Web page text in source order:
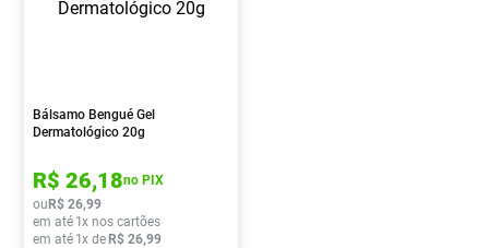
Bálsamo Bengué Gel
Dermatológico 20g
R$ 26,18no PIX
ouR$ 26,99
em até 1x nos cartões
em até 1x deR$ 26,99